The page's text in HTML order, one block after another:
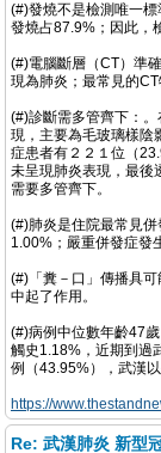
(#)發燒不是檢測唯一
發燒占87.9%；因此，
(#)電腦斷層（CT）準
現為肺炎；最常見的
(#)診斷需多管齊下：
現，主要為毛玻璃樣陰
症患者有２２１位（
未呈現肺炎表現，最後
需要多管齊下。
(#)肺炎是住院最常見
1.00%；嚴重併發症發
(#)「糞－口」傳播具
中起了作用。
(#)病例中位數年齡47
觸史1.18%，近期到過
例（43.95%），武漢
https://
Re: 武漢肺炎 新型